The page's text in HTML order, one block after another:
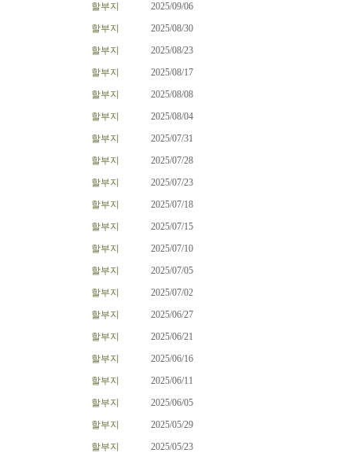
할부지
2025/09/06
할부지
2025/08/30
할부지
2025/08/23
할부지
2025/08/17
할부지
2025/08/08
할부지
2025/08/04
할부지
2025/07/31
할부지
2025/07/28
할부지
2025/07/23
할부지
2025/07/18
할부지
2025/07/15
할부지
2025/07/10
할부지
2025/07/05
할부지
2025/07/02
할부지
2025/06/27
할부지
2025/06/21
할부지
2025/06/16
할부지
2025/06/11
할부지
2025/06/05
할부지
2025/05/29
할부지
2025/05/23